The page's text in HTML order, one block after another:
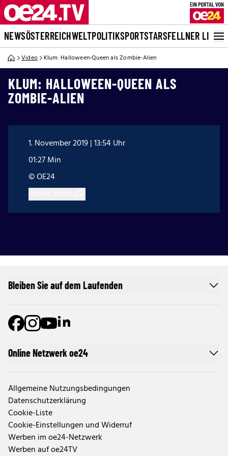
NEWSÖSTERREICHWELTPOLITIKSPORTSTARSFELLNER LIVE
Video Klum: Halloween-Queen als Zombie-Alien
KLUM: HALLOWEEN-QUEEN ALS
ZOMBIE-ALIEN
1. November 2019 | 13:54 Uhr
01:27 Min
© OE24
Online Netzwerk oe24
Allgemeine Nutzungsbedingungen
Datenschutzerklärung
Cookie-Liste
Cookie-Einstellungen und Widerruf
Werben im oe24-Netzwerk
Werben auf oe24TV
Bleiben Sie auf dem Laufenden